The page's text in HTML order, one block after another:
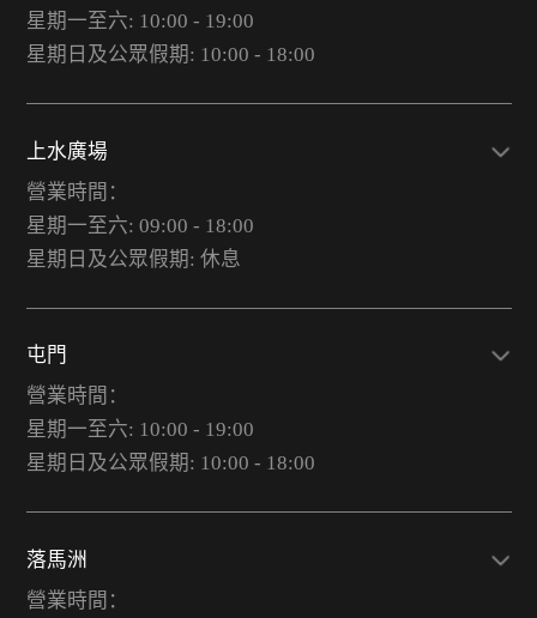
星期一至六: 10:00 - 19:00
星期日及公眾假期: 10:00 - 18:00
上水廣場
營業時間：
星期一至六: 09:00 - 18:00
星期日及公眾假期: 休息
屯門
營業時間：
星期一至六: 10:00 - 19:00
星期日及公眾假期: 10:00 - 18:00
落馬洲
營業時間：